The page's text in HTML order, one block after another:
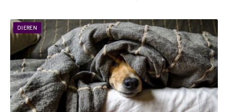
DIEREN